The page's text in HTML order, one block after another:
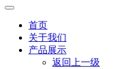
首页
关于我们
产品展示
返回上一级